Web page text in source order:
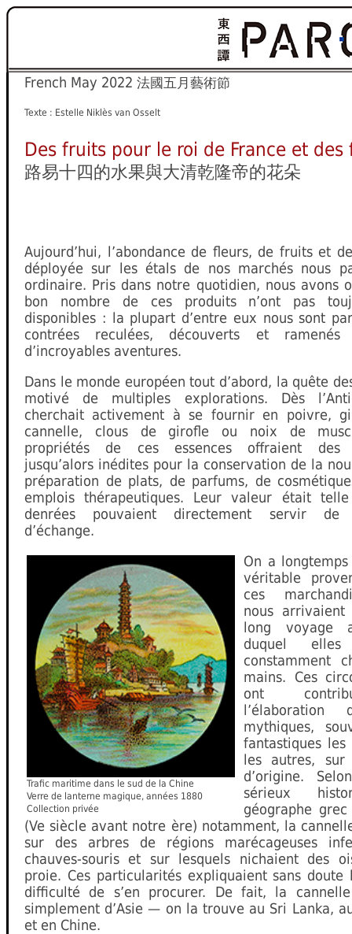
French May 2022 法國五月藝術節
Texte : Estelle Niklès van Osselt
Des fruits pour le roi de France et
路易十四的水果與大清乾隆帝的花朵
Aujourd’hui, l’abondance de fleurs, de fruits et
déployée sur les étals de nos marchés nous
ordinaire. Pris dans notre quotidien, nous avons
bon nombre de ces produits n’ont pas
disponibles : la plupart d’entre eux nous sont
contrées reculées, découverts et
d’incroyables aventures.
Dans le monde européen tout d’abord, la quête
motivé de multiples explorations. Dès
cherchait activement à se fournir en poivre,
cannelle, clous de girofle ou noix de
propriétés de ces essences offraient des
jusqu’alors inédites pour la conservation de la
préparation de plats, de parfums, de
emplois thérapeutiques. Leur valeur était
denrées pouvaient directement servir de
d’échange.
Trafic maritime dans le sud de la Chine
Verre de lanterne magique, années 1880
Collection privée
On a
véritable
ces
nous arrivaient
long voyage
duquel elles
constamment
mains. Ces
ont
l’élaboration
mythiques,
fantastiques les
les autres,
d’origine.
sérieux
géographe grec
(Ve siècle avant notre ère) notamment, la
sur des arbres de régions marécageuses
chauves-souris et sur lesquels nichaient des
proie. Ces particularités expliquaient sans doute
difficulté de s’en procurer. De fait, la
simplement d’Asie — on la trouve au Sri Lanka,
et en Chine.